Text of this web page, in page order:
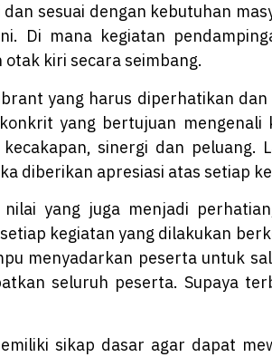
sesuai dengan kebutuhan
Di mana kegiatan
kiri secara seimbang.
yang harus diperhatikan
yang bertujuan
sinergi dan peluang.
diberikan apresiasi atas setiap
yang juga menjadi
kegiatan yang dilakukan
menyadarkan peserta untuk
seluruh peserta. Supaya
sikap dasar agar dapat